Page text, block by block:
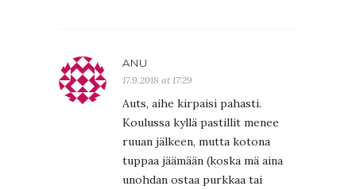
ANU
17.9.2018 at 17:29
Auts, aihe kirpaisi pahasti.
Koulussa kyllä pastillit menee
ruuan jälkeen, mutta kotona
tuppaa jäämään (koska mä aina
unohdan ostaa purkkaa tai